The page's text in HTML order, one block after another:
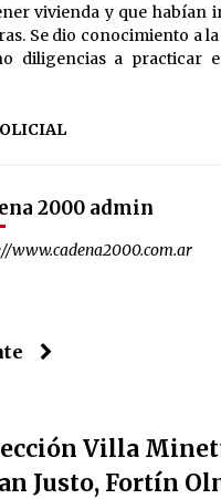
vivienda y que habían
Se dio conocimiento a
diligencias a practicar
2000 admin
www.cadena2000.com.ar
Villa
Justo, Fortín